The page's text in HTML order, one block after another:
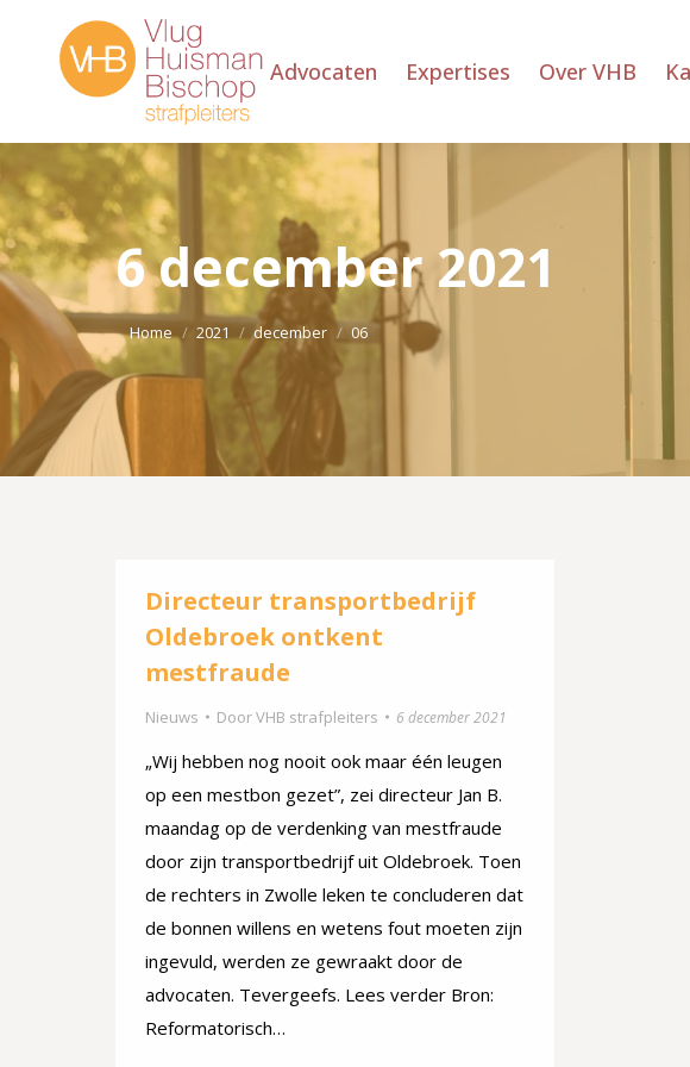
Advocaten Expertises Over VHB
6 december 2021
Je bent hier:
Home 2021 december 06
Directeur transportbedrijf
Oldebroek ontkent
mestfraude
Nieuws DoorVHB strafpleiters 6 december 2021
„Wij hebben nog nooit ook maar één leugen
op een mestbon gezet”, zei directeur Jan B.
maandag op de verdenking van mestfraude
door zijn transportbedrijf uit Oldebroek. Toen
de rechters in Zwolle leken te concluderen dat
de bonnen willens en wetens fout moeten zijn
ingevuld, werden ze gewraakt door de
advocaten. Tevergeefs. Lees verder Bron:
Reformatorisch…